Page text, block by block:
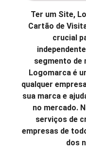
Ter um Site,
Cartão de
crucial
segmento de
Logomarca é
qualquer
sua marca e
no mercado.
serviços de
empresas de
dos